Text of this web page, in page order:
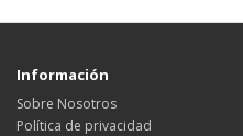
Información
Sobre Nosotros
Política de privacidad